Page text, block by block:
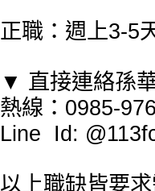
正職：週上3-5
▼ 直接連絡孫
熱線：0985-
Line Id:
以上職缺皆要